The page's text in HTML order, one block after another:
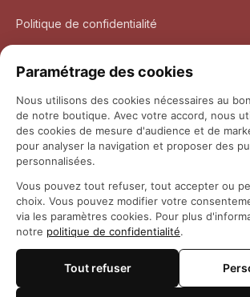
Politique de confidentialité
Politique de retour et remboursement
Coordonnées
Questions fréquemment posées
© 2026 Maison Otaku
Paramétrage des cookies
Nous utilisons des cookies nécessaires au
de notre boutique. Avec votre accord, nous
des cookies de mesure d'audience et de
pour analyser la navigation et proposer des
personnalisées.
Vous pouvez tout refuser, tout accepter ou
choix. Vous pouvez modifier votre
via les paramètres cookies. Pour plus
notre politique de confidentialité.
Tout refuser